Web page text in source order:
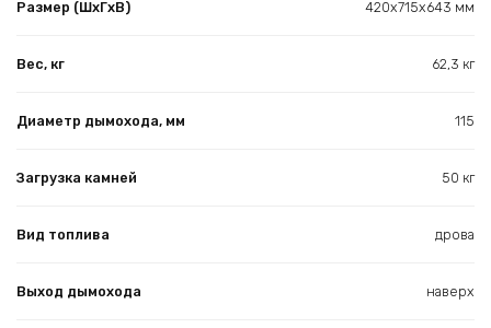
Размер (ШхГхВ) 420х715х643 мм
Вес, кг 62,3 кг
Диаметр дымохода, мм 115
Загрузка камней 50 кг
Вид топлива дрова
Выход дымохода наверх